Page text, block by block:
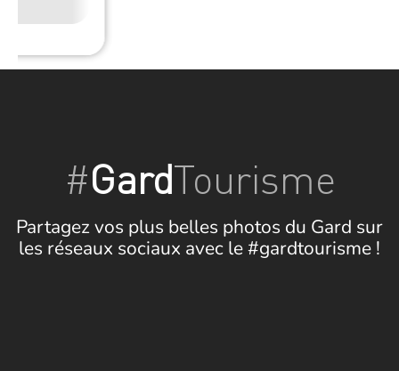
#GardTourisme
Partagez vos plus belles photos du Gard sur
les réseaux sociaux avec le #gardtourisme !